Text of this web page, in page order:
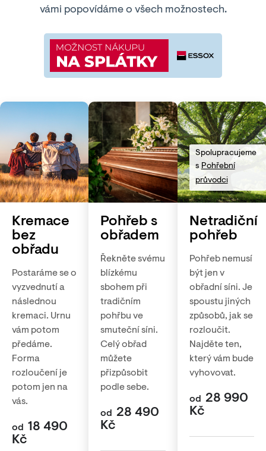
vámi popovídáme o všech možnostech.
Kremace
bez
obřadu
Postaráme se o
vyzvednutí a
následnou
kremaci. Urnu
vám potom
předáme.
Forma
rozloučení je
potom jen na
vás.
od 18 490
Kč
Pohřeb s
obřadem
Řekněte svému
blízkému
sbohem při
tradičním
pohřbu ve
smuteční síni.
Celý obřad
můžete
přizpůsobit
podle sebe.
od 28 490
Kč
Spolupracujeme
s Pohřební
průvodci
Netradiční
pohřeb
Pohřeb nemusí
být jen v
obřadní síni. Je
spoustu jiných
způsobů, jak se
rozloučit.
Najděte ten,
který vám bude
vyhovovat.
od 28 990
Kč